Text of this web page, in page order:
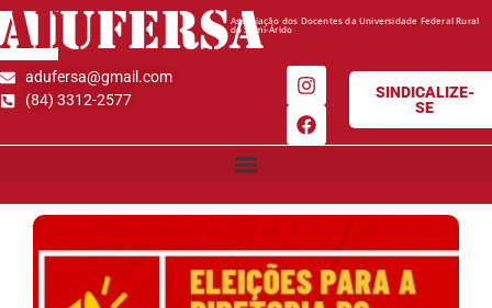
ADUFERSAAssociação dos Docentes da Universidade Federal Rural
do Semi-Árido
adufersa@gmail.com
(84) 3312-2577
SINDICALIZE-
SE